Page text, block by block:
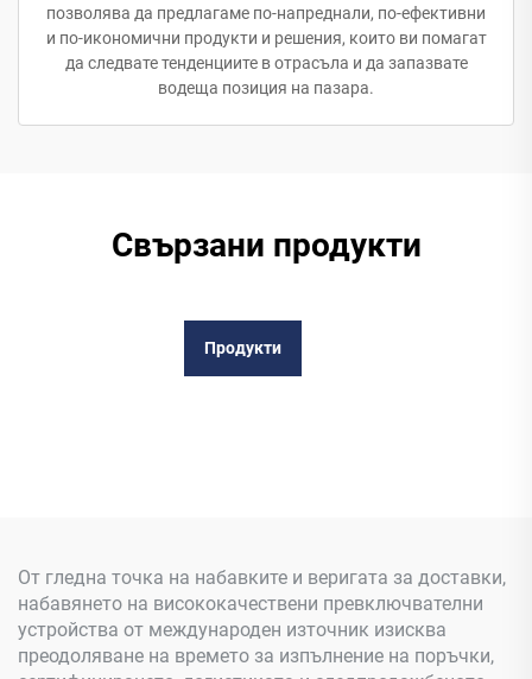
позволява да предлагаме по-напреднали, по-ефективни
и по-икономични продукти и решения, които ви помагат
да следвате тенденциите в отрасъла и да запазвате
водеща позиция на пазара.
Свързани продукти
Продукти
От гледна точка на набавките и веригата за доставки,
набавянето на висококачествени превключвателни
устройства от международен източник изисква
преодоляване на времето за изпълнение на поръчки,